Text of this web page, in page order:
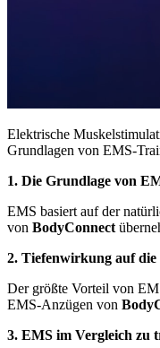
Elektrische
Grundlagen von EMS-
1. Die Grundlage von
EMS basiert auf der
von BodyConnect
2. Tiefenwirkung auf
Der größte Vorteil von
EMS-Anzügen von
3. EMS im Vergleich zu